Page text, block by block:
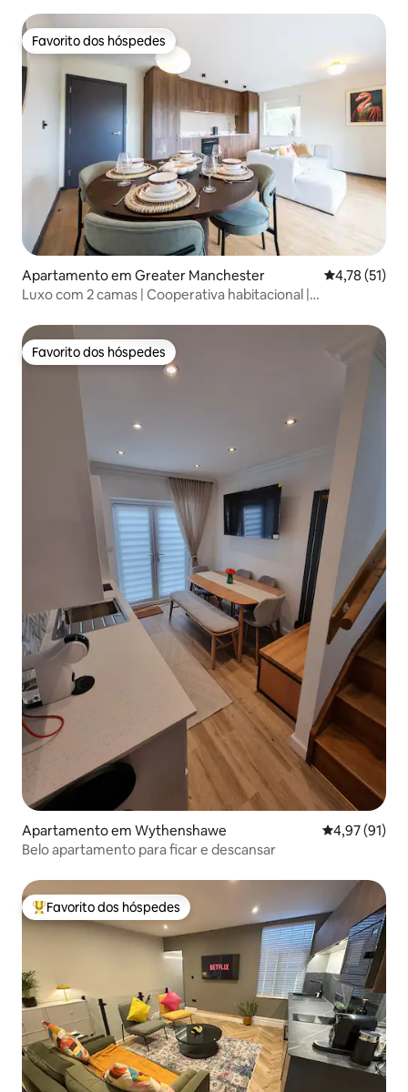
Favorito dos hóspedes
Favorito dos hóspedes
Apartamento em Greater Manchester
4,78 (51)
Luxo com 2 camas | Cooperativa habitacional |
Favorito dos hóspedes
Favorito dos hóspedes
Apartamento em Wythenshawe Classificação
4,97 (91)
Belo apartamento para ficar e descansar
Favoritos dos hóspedes mais apreciados
Favorito dos hóspedes